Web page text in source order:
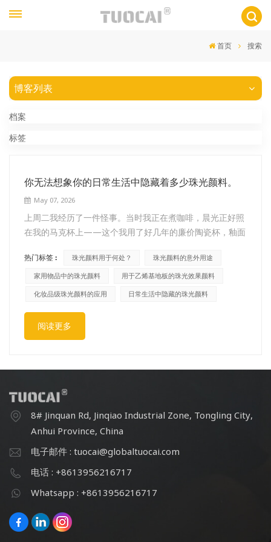
首页 搜索
博客列表
档案
标签
你无法想象你的日常生活中隐藏着多少珠光颜料。
May 07, 2026
上周二我经历了一件怪事。当时我正在煮咖啡，晨光正好照
在我的马克杯上——这个我用了好几年的廉价陶瓷杯，釉面
看了足足一分钟，像个傻子一样来回晃动着杯子。原来，这
个杯子——几年前我参加某个会议免费得到的——釉料里添
加了珠光颜料。我竟然一直没注意到。这让我开始思考。一
汽车油漆或眼影等显而易见的地方，而且在你意想不到的东
西里也随处可见。我们身边到处都是这种东西，而大多数人
颜料是微小的颗粒——传统上是涂覆有金属氧化物（例如二
氧化钛）的云母片——它们通过光的干涉而非吸收来产生颜
色。想想肥皂泡、油膜、牡蛎壳内部。由于光线在微观层之
间反射，颜色会随着观察角度的变化而变化。自然界一直以
来都在运用这种技巧。珍珠本身就是由碳酸钙和蛋白质交替
个概念应用到了几乎所有事物中。你从未想过要去的地方您
的厨房橱柜和台面。复合板表面和人造石台面通常含有珠光
贵。下次您在厨房时，不妨在不同的光线下观察台面。如果
热门标签 : 珠光颜料用于何处？
珠光颜料的意外用途
家用物品中的珠光颜料
用于乙烯基地板的珠光效果颜料
化妆品级珠光颜料的应用
日常生活中隐藏的珠光颜料
阅读更多
8# Jinquan Rd, Jinqiao Industrial Zone, Tongling City,
Anhui Province, China
电子邮件 : tuocai@globaltuocai.com
电话 : +8613956216717
Whatsapp : +8613956216717